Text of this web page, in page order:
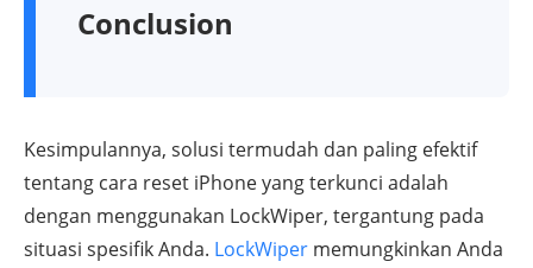
Conclusion
Kesimpulannya, solusi termudah dan paling efektif
tentang cara reset iPhone yang terkunci adalah
dengan menggunakan LockWiper, tergantung pada
situasi spesifik Anda. LockWiper memungkinkan Anda